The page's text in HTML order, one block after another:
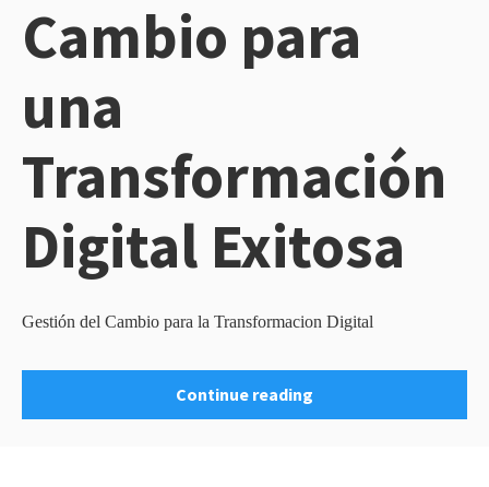
Cambio para
una
Transformación
Digital Exitosa
Gestión del Cambio para la Transformacion Digital
Continue reading